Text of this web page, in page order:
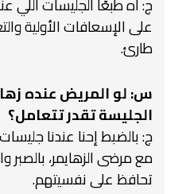
ج: آه طبعًا الجليسات اللي
على الإسعافات الأولية
طارئ.
س: لو المريض عنده
الجليسة تقدر تتعامل؟
ج: بالضبط إحنا عندنا
مع مرضى الزهايمر،
تحافظ على نفسيتهم.